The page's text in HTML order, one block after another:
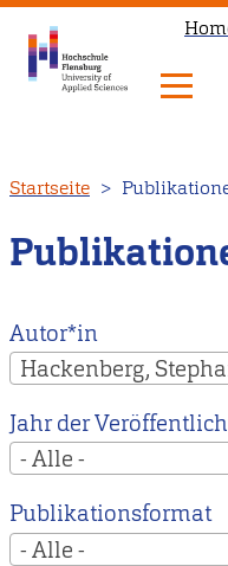
zum
Inhalt
Startseite
Autor*in
Hackenberg,
Jahr der
- Alle -
Publikationsformat
- Alle -